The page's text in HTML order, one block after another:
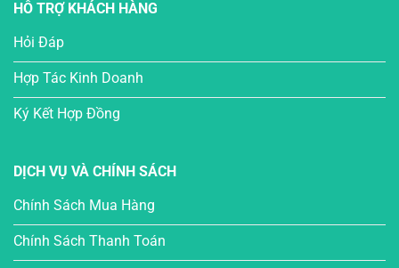
HỖ TRỢ KHÁCH HÀNG
Hỏi Đáp
Hợp Tác Kinh Doanh
Ký Kết Hợp Đồng
DỊCH VỤ VÀ CHÍNH SÁCH
Chính Sách Mua Hàng
Chính Sách Thanh Toán